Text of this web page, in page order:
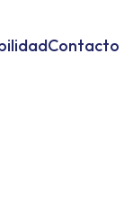
Contacto